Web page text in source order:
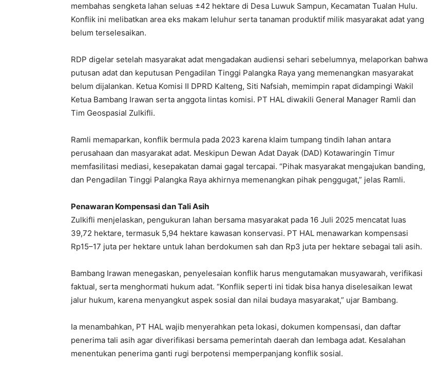
membahas sengketa lahan seluas ±42 hektare di Desa Luwuk Sampun, Kecamatan Tualan Hulu.
Konflik ini melibatkan area eks makam leluhur serta tanaman produktif milik masyarakat adat yang
belum terselesaikan.
RDP digelar setelah masyarakat adat mengadakan audiensi sehari sebelumnya, melaporkan bahwa
putusan adat dan keputusan Pengadilan Tinggi Palangka Raya yang memenangkan masyarakat
belum dijalankan. Ketua Komisi II DPRD Kalteng, Siti Nafsiah, memimpin rapat didampingi Wakil
Ketua Bambang Irawan serta anggota lintas komisi. PT HAL diwakili General Manager Ramli dan
Tim Geospasial Zulkifli.
Ramli memaparkan, konflik bermula pada 2023 karena klaim tumpang tindih lahan antara
perusahaan dan masyarakat adat. Meskipun Dewan Adat Dayak (DAD) Kotawaringin Timur
memfasilitasi mediasi, kesepakatan damai gagal tercapai. “Pihak masyarakat mengajukan banding,
dan Pengadilan Tinggi Palangka Raya akhirnya memenangkan pihak penggugat,” jelas Ramli.
Penawaran Kompensasi dan Tali Asih
Zulkifli menjelaskan, pengukuran lahan bersama masyarakat pada 16 Juli 2025 mencatat luas
39,72 hektare, termasuk 5,94 hektare kawasan konservasi. PT HAL menawarkan kompensasi
Rp15–17 juta per hektare untuk lahan berdokumen sah dan Rp3 juta per hektare sebagai tali asih.
Bambang Irawan menegaskan, penyelesaian konflik harus mengutamakan musyawarah, verifikasi
faktual, serta menghormati hukum adat. “Konflik seperti ini tidak bisa hanya diselesaikan lewat
jalur hukum, karena menyangkut aspek sosial dan nilai budaya masyarakat,” ujar Bambang.
Ia menambahkan, PT HAL wajib menyerahkan peta lokasi, dokumen kompensasi, dan daftar
penerima tali asih agar diverifikasi bersama pemerintah daerah dan lembaga adat. Kesalahan
menentukan penerima ganti rugi berpotensi memperpanjang konflik sosial.